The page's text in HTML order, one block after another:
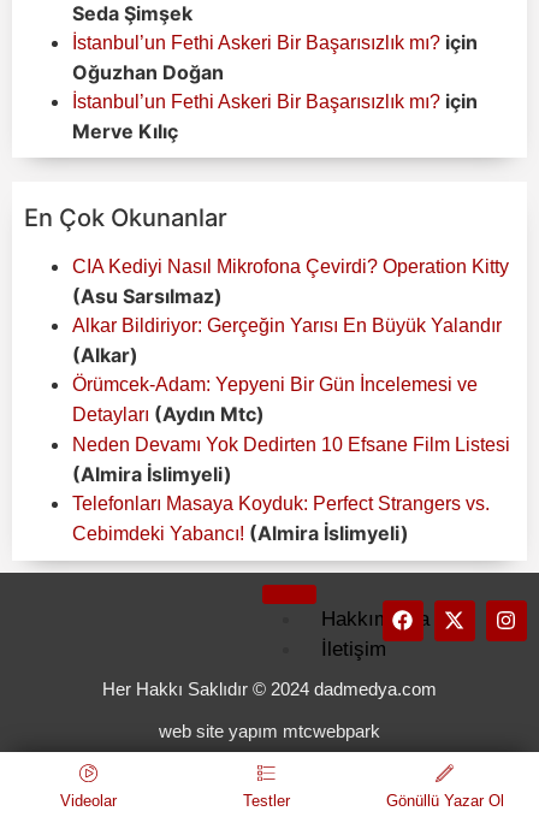
Seda Şimşek
İstanbul’un Fethi Askeri Bir Başarısızlık mı? için
Oğuzhan Doğan
İstanbul’un Fethi Askeri Bir Başarısızlık mı? için
Merve Kılıç
En Çok Okunanlar
CIA Kediyi Nasıl Mikrofona Çevirdi? Operation Kitty
(Asu Sarsılmaz)
Alkar Bildiriyor: Gerçeğin Yarısı En Büyük Yalandır
(Alkar)
Örümcek-Adam: Yepyeni Bir Gün İncelemesi ve
Detayları (Aydın Mtc)
Neden Devamı Yok Dedirten 10 Efsane Film Listesi
(Almira İslimyeli)
Telefonları Masaya Koyduk: Perfect Strangers vs.
Cebimdeki Yabancı! (Almira İslimyeli)
Hakkımızda
İletişim
Künye
Koşulları
Her Hakkı Saklıdır © 2024 dadmedya.com
web site yapım mtcwebpark
Videolar Testler Gönüllü Yazar Ol